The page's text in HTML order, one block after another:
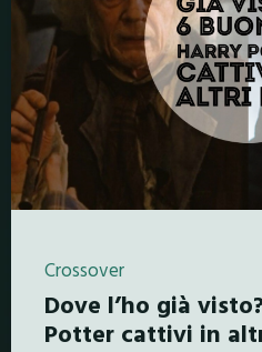
Crossover
Dove l’ho già
Potter cattivi in